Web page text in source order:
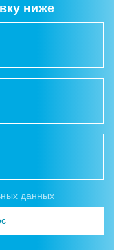
ниже
данных